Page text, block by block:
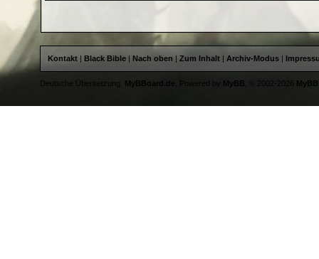
Kontakt |Black Bible |Nach oben |Zum Inhalt | Archiv-Modus |
Deutsche Übersetzung: MyBBoard.de , Powered by MyBB , © 2002-2026